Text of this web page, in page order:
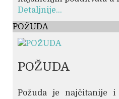
Detaljnije...
POŽUDA
POŽUDA
Požuda je najčitanije i